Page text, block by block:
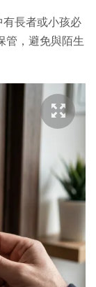
有長者或小孩必
管，避免與陌生